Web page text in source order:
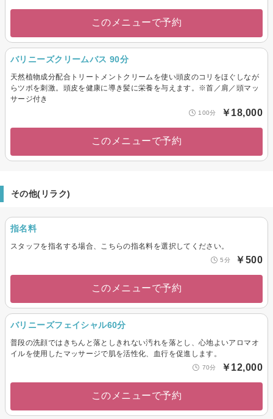
このメニューで予約
バリニーズクリームバス 90分
天然植物成分配合トリートメントクリームを使い頭皮のコリをほぐしなが
らツボを刺激。頭皮を健康に導き髪に栄養を与えます。※首／肩／頭マッ
サージ付き
100分 ￥18,000
このメニューで予約
その他(リラク)
指名料
スタッフを指名する場合、こちらの指名料を選択してください。
5分 ￥500
このメニューで予約
バリニーズフェイシャル60分
普段の洗顔ではきちんと落としきれない汚れを落とし、心地よいアロマオ
イルを使用したマッサージで肌を活性化、血行を促進します。
70分 ￥12,000
このメニューで予約